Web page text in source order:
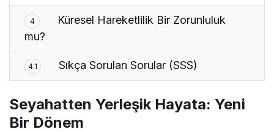
4
Küresel Hareketlilik Bir Zorunluluk
mu?
4.1 Sıkça Sorulan Sorular (SSS)
Seyahatten Yerleşik Hayata: Yeni
Bir Dönem